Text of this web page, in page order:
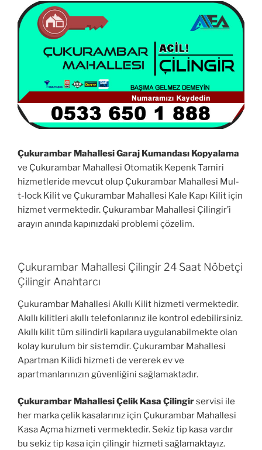
Çukurambar Mahallesi Garaj Kumandası Kopyalama
ve Çukurambar Mahallesi Otomatik Kepenk Tamiri
hizmetleride mevcut olup Çukurambar Mahallesi Mul-
t-lock Kilit ve Çukurambar Mahallesi Kale Kapı Kilit için
hizmet vermektedir. Çukurambar Mahallesi Çilingir’i
arayın anında kapınızdaki problemi çözelim.
Çukurambar Mahallesi Çilingir 24 Saat Nöbetçi
Çilingir Anahtarcı
Çukurambar Mahallesi Akıllı Kilit hizmeti vermektedir.
Akıllı kilitleri akıllı telefonlarınız ile kontrol edebilirsiniz.
Akıllı kilit tüm silindirli kapılara uygulanabilmekte olan
kolay kurulum bir sistemdir. Çukurambar Mahallesi
Apartman Kilidi hizmeti de vererek ev ve
apartmanlarınızın güvenliğini sağlamaktadır.
Çukurambar Mahallesi Çelik Kasa Çilingirservisi ile
her marka çelik kasalarınız için Çukurambar Mahallesi
Kasa Açma hizmeti vermektedir. Sekiz tip kasa vardır
bu sekiz tip kasa için çilingir hizmeti sağlamaktayız.